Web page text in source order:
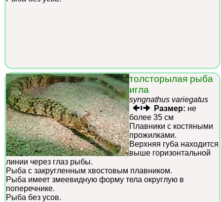
толсторылая рыба
игла
syngnathus variegatus
Размер: не
более 35 см
Плавники с костяными
прожилками.
Верхняя губа находится
выше горизонтальной
линии через глаз рыбы.
Рыба с закругленным хвостовым плавником.
Рыба имеет змеевидную форму тела округлую в
поперечнике.
Рыба без усов.